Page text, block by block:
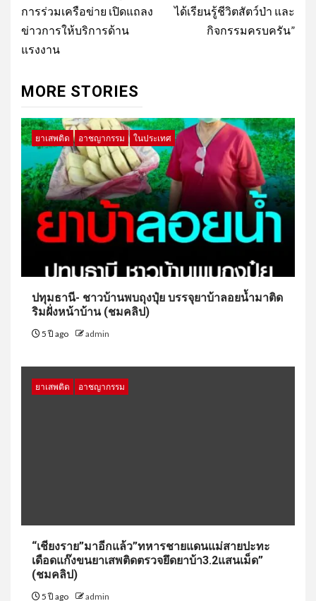
การร่วมเครือข่าย เปิดแถลง
ข่าวการให้บริการด้าน
แรงงาน
ได้เรียนรู้ชีวิตสัตว์ป่า และ
กิจกรรมครบครัน”
MORE STORIES
ยาเสพติด อาชญากรรม ในประเทศ
ปทุมธานี- ชาวบ้านพบถุงปุ๋ย บรรจุยาบ้าลอยน้ำมาติด
ริมฝั่งหน้าบ้าน (ชมคลิป)
5 ปี ago admin
ยาเสพติด อาชญากรรม
“เชียงราย”มาอีกแล้ว”ทหารชายแดนแม่สายปะทะ
เดือดแก๊งขนยาเสพติดตรวจยึดยาบ้า3.2แสนเม็ด”
(ชมคลิป)
5 ปี ago admin